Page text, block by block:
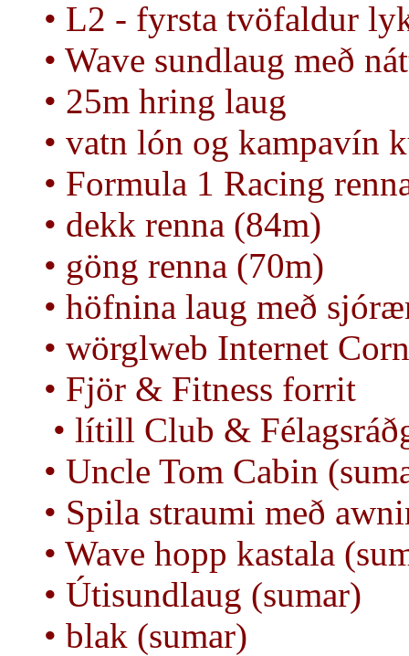
• L2 - fyrsta tvöfaldur
• Wave sundlaug með
• 25m hring laug
• vatn lón og kampavín
• Formula 1 Racing
• dekk renna (84m)
• göng renna (70m)
• höfnina laug með
• wörglweb Internet
• Fjör & Fitness forrit
• lítill Club &
• Uncle Tom Cabin
• Spila straumi með
• Wave hopp kastala
• Útisundlaug (sumar)
• blak (sumar)